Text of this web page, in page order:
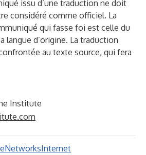
issu d’une traduction ne doit
considéré comme officiel. La
qui fasse foi est celle du
langue d’origine. La traduction
au texte source, qui fera
Institute
NetworksInternet